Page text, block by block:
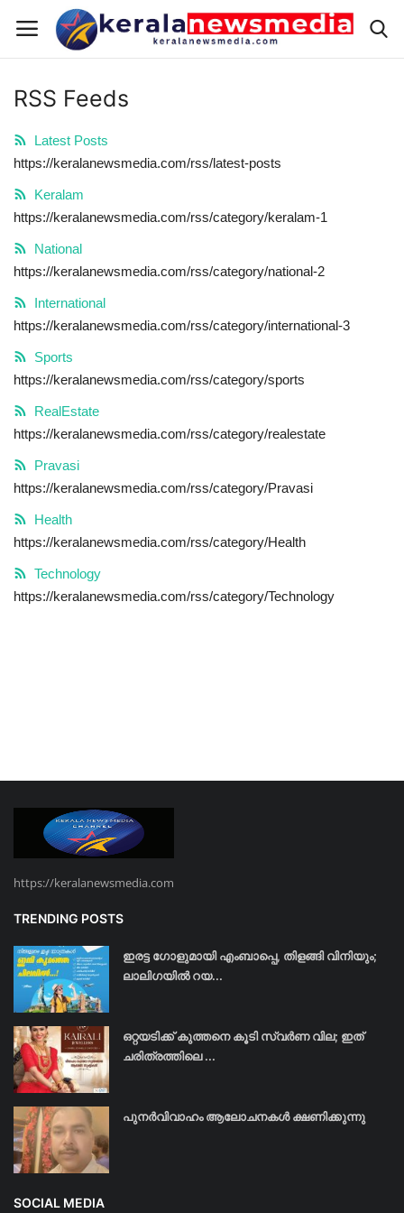
Keralam
National
Sports
RealEstate
Health
Technology
RSS Feeds
Latest Posts
https://keralanewsmedia.com/rss/latest-posts
Keralam
https://keralanewsmedia.com/rss/category/keralam-1
National
https://keralanewsmedia.com/rss/category/national-2
International
https://keralanewsmedia.com/rss/category/international-3
Sports
https://keralanewsmedia.com/rss/category/sports
RealEstate
https://keralanewsmedia.com/rss/category/realestate
Pravasi
https://keralanewsmedia.com/rss/category/Pravasi
Health
https://keralanewsmedia.com/rss/category/Health
Technology
https://keralanewsmedia.com/rss/category/Technology
https://keralanewsmedia.com
TRENDING POSTS
ഇരട്ട ഗോളുമായി എംബാപ്പെ, തിളങ്ങി വിനിയും;
ലാലിഗയില്‍ റയ...
ഒറ്റയടിക്ക് കുത്തനെ കൂടി സ്വര്‍ണ വില; ഇത്
ചരിത്രത്തിലെ ...
പുനർവിവാഹം ആലോചനകൾ ക്ഷണിക്കുന്നു
SOCIAL MEDIA